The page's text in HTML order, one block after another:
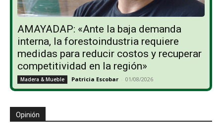
AMAYADAP: «Ante la baja demanda
interna, la forestoindustria requiere
medidas para reducir costos y recuperar
competitividad en la región»
Madera & Mueble Patricia Escobar - 01/08/2026
Opinión